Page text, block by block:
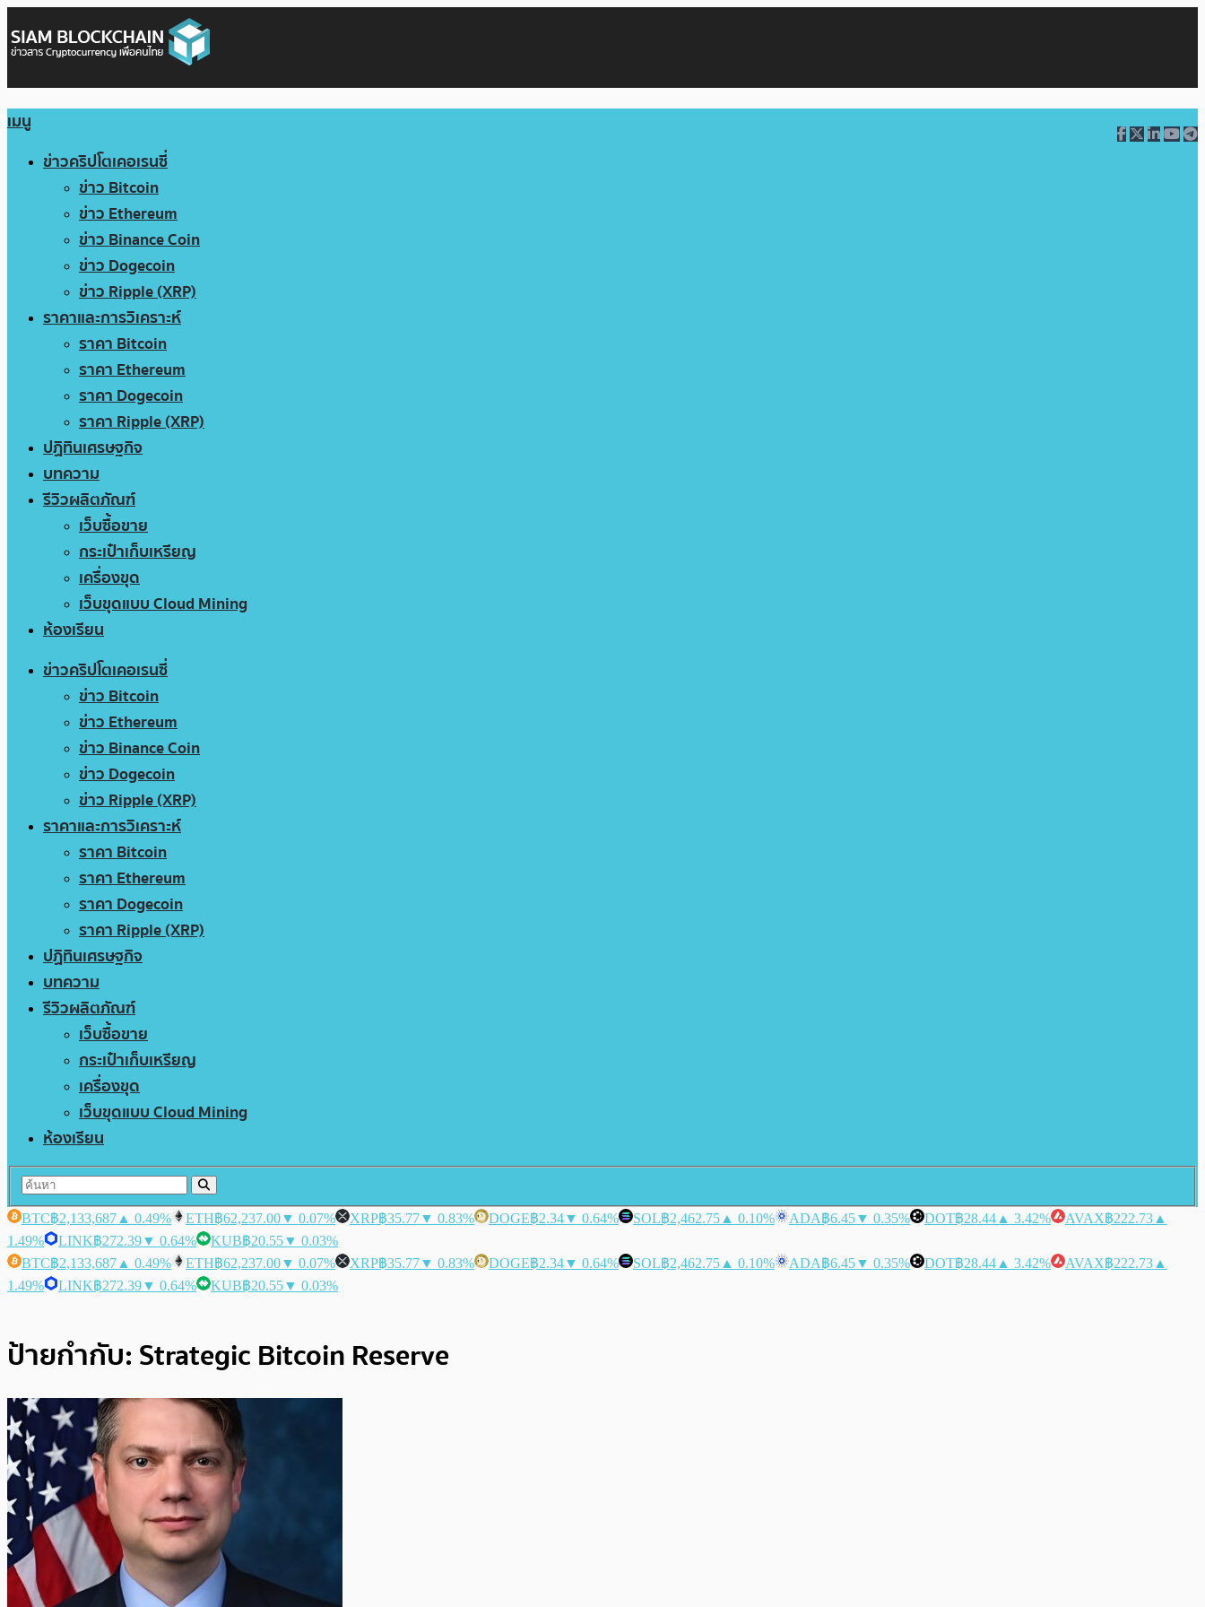
เมนู
ข่าวคริปโตเคอเรนซี่
ข่าว Bitcoin
ข่าว Ethereum
ข่าว Binance Coin
ข่าว Dogecoin
ข่าว Ripple (XRP)
ราคาและการวิเคราะห์
ราคา Bitcoin
ราคา Ethereum
ราคา Dogecoin
ราคา Ripple (XRP)
ปฏิทินเศรษฐกิจ
บทความ
รีวิวผลิตภัณฑ์
เว็บซื้อขาย
กระเป๋าเก็บเหรียญ
เครื่องขุด
เว็บขุดแบบ Cloud Mining
ห้องเรียน
ข่าวคริปโตเคอเรนซี่
ข่าว Bitcoin
ข่าว Ethereum
ข่าว Binance Coin
ข่าว Dogecoin
ข่าว Ripple (XRP)
ราคาและการวิเคราะห์
ราคา Bitcoin
ราคา Ethereum
ราคา Dogecoin
ราคา Ripple (XRP)
ปฏิทินเศรษฐกิจ
บทความ
รีวิวผลิตภัณฑ์
เว็บซื้อขาย
กระเป๋าเก็บเหรียญ
เครื่องขุด
เว็บขุดแบบ Cloud Mining
ห้องเรียน
BTC฿2,133,687 ▲ 0.49% ETH฿62,237.00▼ 0.07% XRP฿35.77▼ 0.83% DOGE฿2.34▼ 0.64% SOL฿2,462.75 ▲ 0.10% ADA฿6.45▼ 0.35% DOT฿28.44 ▲ 3.42% AVAX฿222.73 ▲
1.49%
LINK฿272.39▼ 0.64% KUB฿20.55▼ 0.03%
BTC฿2,133,687 ▲ 0.49% ETH฿62,237.00▼ 0.07% XRP฿35.77▼ 0.83% DOGE฿2.34▼ 0.64% SOL฿2,462.75 ▲ 0.10% ADA฿6.45▼ 0.35% DOT฿28.44 ▲ 3.42% AVAX฿222.73 ▲
1.49%
LINK฿272.39▼ 0.64% KUB฿20.55▼ 0.03%
ป้ายกำกับ: Strategic Bitcoin Reserve